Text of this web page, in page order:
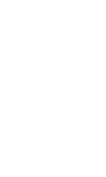
clientes,